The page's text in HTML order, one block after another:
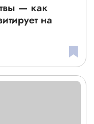
— как
на